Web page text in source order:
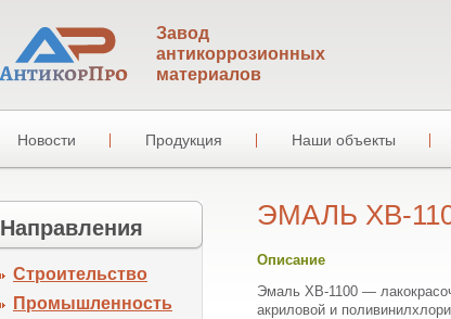
Завод
антикоррозионных
материалов
Новости Продукция Наши объекты
Направления
Строительство
Промышленность
ЭМАЛЬ ХВ-
Описание
Эмаль ХВ-1100 —
акриловой и